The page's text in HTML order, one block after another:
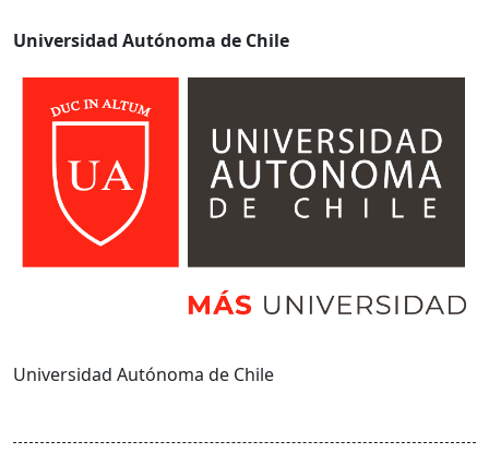
Universidad Autónoma de Chile
Universidad Autónoma de Chile